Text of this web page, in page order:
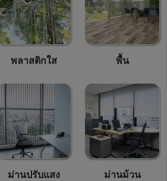
พลาสติกใส พื้น
ม่านปรับแสง ม่านม้วน